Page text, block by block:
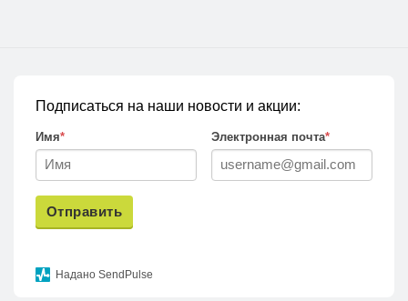
Подписаться на наши новости и акции:
Имя* Электронная почта*
Отправить
Надано SendPulse